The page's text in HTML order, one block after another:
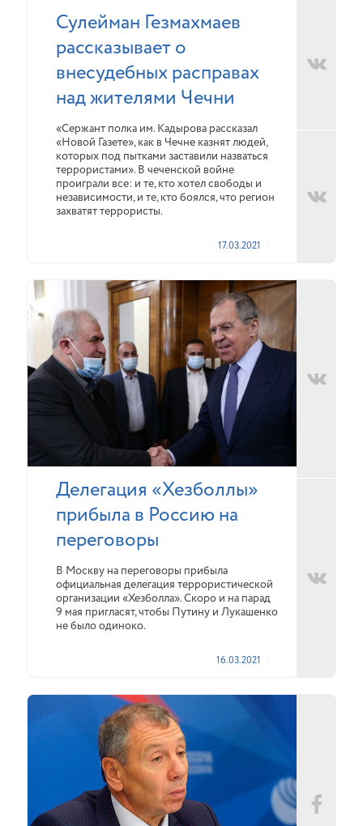
Сулейман Гезмахмаев
рассказывает о
внесудебных расправах
над жителями Чечни
«Сержант полка им. Кадырова рассказал
«Новой Газете», как в Чечне казнят людей,
которых под пытками заставили назваться
террористами». В чеченской войне
проиграли все: и те, кто хотел свободы и
независимости, и те, кто боялся, что регион
захватят террористы.
17.03.2021
Делегация «Хезболлы»
прибыла в Россию на
переговоры
В Москву на переговоры прибыла
официальная делегация террористической
организации «Хезболла». Скоро и на парад
9 мая пригласят, чтобы Путину и Лукашенко
не было одиноко.
16.03.2021